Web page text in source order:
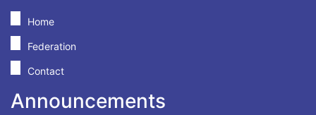
Home
Federation
Contact
Announcements